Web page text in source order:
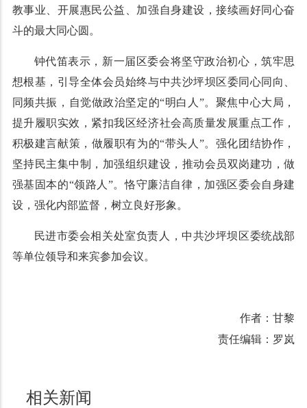
教事业、开展惠民公益、加强自身建设，接续画好同心奋
斗的最大同心圆。
钟代笛表示，新一届区委会将坚守政治初心，筑牢思
想根基，引导全体会员始终与中共沙坪坝区委同心同向、
同频共振，自觉做政治坚定的“明白人”。聚焦中心大局，
提升履职实效，紧扣我区经济社会高质量发展重点工作，
积极建言献策，做履职有为的“带头人”。强化团结协作，
坚持民主集中制，加强组织建设，推动会员双岗建功，做
强基固本的“领路人”。恪守廉洁自律，加强区委会自身建
设，强化内部监督，树立良好形象。
民进市委会相关处室负责人，中共沙坪坝区委统战部
等单位领导和来宾参加会议。
作者：甘黎
责任编辑：罗岚
相关新闻